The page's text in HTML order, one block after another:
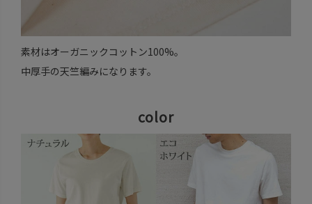
素材はオーガニックコットン100%。
中厚手の天竺編みになります。
color